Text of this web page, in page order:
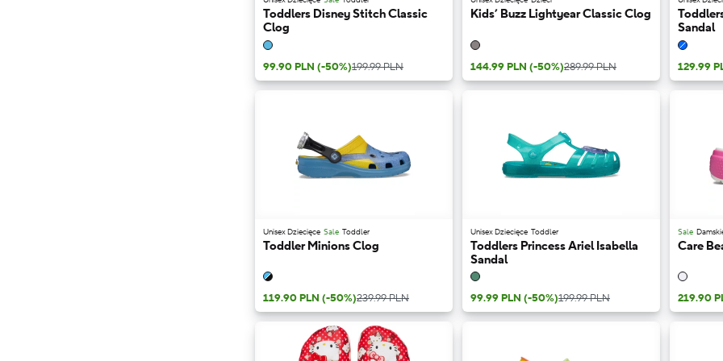
Toddlers Disney Stitch Classic
Clog
99.90 PLN (-50%)199.99 PLN
Kids’ Buzz Lightyear Classic Clog
144.99 PLN (-50%)289.99 PLN
Sandal
129.99
Unisex Dziecięce Sale Toddler
Toddler Minions Clog
119.90 PLN (-50%)239.99 PLN
Unisex Dziecięce Toddler
Toddlers Princess Ariel Isabella
Sandal
99.99 PLN (-50%)199.99 PLN
Sale
Care
219.90